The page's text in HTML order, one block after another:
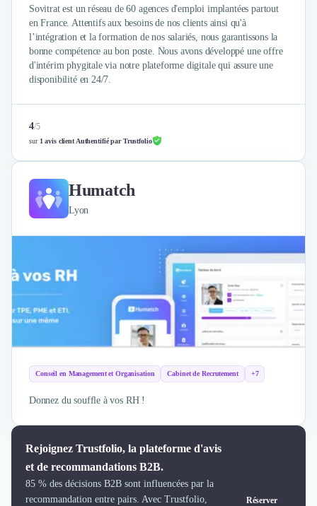
Sovitrat est un réseau de 60 agences d'emploi implantées partout
en France. Attentifs aux besoins de nos clients ainsi qu'à
l’intégration et la formation de nos salariés, nous garantissons la
bonne compétence au bon poste. Nous avons développé une offre
d'intérim phygitale via notre plateforme digitale qui assure une
disponibilité en 24/7.
4/5
sur 1 avis client Authentifié par Trustfolio
Humatch
Lyon
Conseil en Management et Organisation Cabinet de Recrutement +7
Donnez du souffle à vos RH !
Rejoignez Trustfolio, la plateforme d'avis
et de recommandations B2B.
85 % des décisions B2B sont influencées par la
recommandation entre pairs. Avec Trustfolio,
Réserver